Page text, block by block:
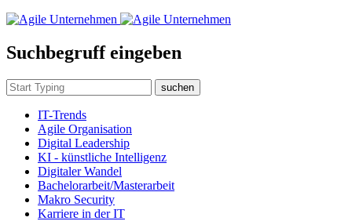
Suchbegruff eingeben
suchen
IT-Trends
Agile Organisation
Digital Leadership
KI - künstliche Intelligenz
Digitaler Wandel
Bachelorarbeit/Masterarbeit
Makro Security
Karriere in der IT